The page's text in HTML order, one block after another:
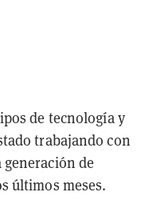
de tecnología y
trabajando con
generación de
últimos meses.